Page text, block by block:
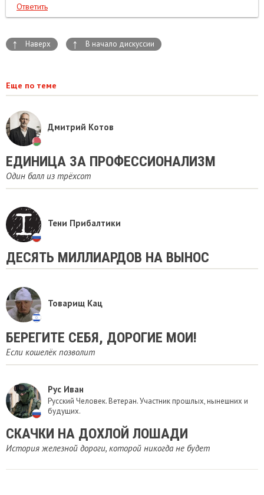
Ответить
↑ Наверх ↑ В начало дискуссии
Еще по теме
Дмитрий Котов
ЕДИНИЦА ЗА ПРОФЕССИОНАЛИЗМ
Один балл из трёхсот
Тени Прибалтики
ДЕСЯТЬ МИЛЛИАРДОВ НА ВЫНОС
Товарищ Кац
БЕРЕГИТЕ СЕБЯ, ДОРОГИЕ МОИ!
Если кошелёк позволит
Рус Иван
Русский Человек. Ветеран. Участник прошлых, нынешних и
будущих.
СКАЧКИ НА ДОХЛОЙ ЛОШАДИ
История железной дороги, которой никогда не будет